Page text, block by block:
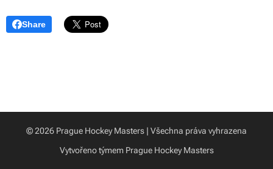
Share
© 2026 Prague Hockey Masters | Všechna práva vyhrazena
Vytvořeno týmem Prague Hockey Masters